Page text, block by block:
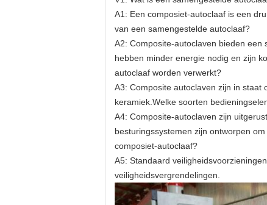
A1: Een composiet-autoclaaf is een
van een samengestelde autoclaaf?
A2: Composite-autoclaven bieden
hebben minder energie nodig en zijn
autoclaaf worden verwerkt?
A3: Composite autoclaven zijn in
keramiek.Welke soorten
A4: Composite-autoclaven zijn
besturingssystemen zijn ontworpen
composiet-autoclaaf?
A5: Standaard
veiligheidsvergrendelingen.